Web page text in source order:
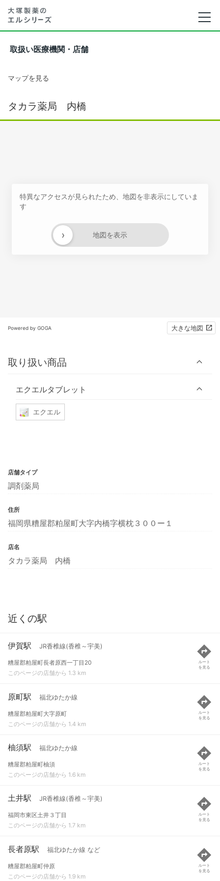
取扱い医療機関・店舗
マップを見る
タカラ薬局 内橋
特異なアクセスが見られたため、地図を非表示にしていま
す
地図を表示
›
Powered by GOGA 大きな地図
取り扱い商品
エクエルタブレット
エクエル
店舗タイプ
調剤薬局
住所
福岡県糟屋郡粕屋町大字内橋字横枕３００ー１
店名
タカラ薬局 内橋
近くの駅
伊賀駅 JR香椎線(香椎～宇美)
糟屋郡粕屋町長者原西一丁目20
このページの店舗から 1.3 km
ルート
を見る
原町駅 福北ゆたか線
糟屋郡粕屋町大字原町
このページの店舗から 1.4 km
ルート
を見る
柚須駅 福北ゆたか線
糟屋郡粕屋町柚須
このページの店舗から 1.6 km
ルート
を見る
土井駅 JR香椎線(香椎～宇美)
福岡市東区土井３丁目
このページの店舗から 1.7 km
ルート
を見る
長者原駅 福北ゆたか線 など
糟屋郡粕屋町仲原
このページの店舗から 1.9 km
ルート
を見る